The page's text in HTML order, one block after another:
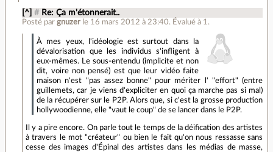
[^] # Re: Ça m'étonnerait..
Posté pargnuzer le 16 mars 2012 à 23:40. Évalué à 1 .
À mes yeux, l'idéologie est surtout dans la
dévalorisation que les individus s'infligent à
eux-mêmes. Le sous-entendu (implicite et non
dit, voire non pensé) est que leur vidéo faite
maison n'est "pas assez bonne" pour mériter l' "effort" (entre
guillemets, car je viens d'expliciter en quoi ça marche pas si mal)
de la récupérer sur le P2P. Alors que, si c'est la grosse production
hollywoodienne, elle "vaut le coup" de se lancer dans le P2P.
Il y a pire encore. On parle tout le temps de la déification des artistes
à travers le mot "créateur" ou bien le fait qu'on nous ressasse sans
cesse des images d'Épinal des artistes dans les médias de masse,